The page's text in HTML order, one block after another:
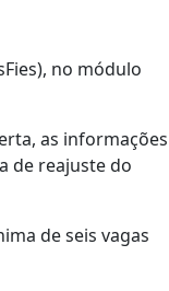
no módulo
as informações
de reajuste do
de seis vagas